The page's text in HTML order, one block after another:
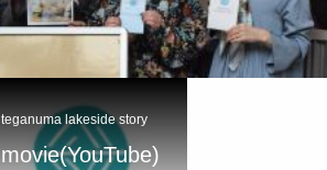
teganuma lakeside story
movie(YouTube)